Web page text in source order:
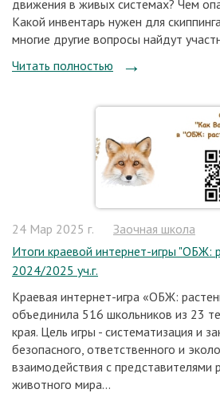
движения в живых системах? Чем
Какой инвентарь нужен для
многие другие вопросы найдут
Читать полностью
24 Мар 2025 г.
Заочная школа
Итоги краевой интернет-игры "ОБЖ:
2024/2025 уч.г.
Краевая интернет-игра «ОБЖ:
объединила 516 школьников из 23
края. Цель игры - систематизация и
безопасного, ответственного и
взаимодействия с представителями
животного мира...